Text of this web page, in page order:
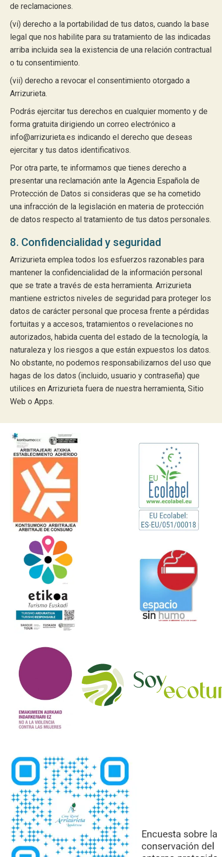
de reclamaciones.
(vi) derecho a la portabilidad de tus datos, cuando la base
legal que nos habilite para su tratamiento de las indicadas
arriba incluida sea la existencia de una relación contractual
o tu consentimiento.
(vii) derecho a revocar el consentimiento otorgado a
Arrizurieta.
Podrás ejercitar tus derechos en cualquier momento y de
forma gratuita dirigiendo un correo electrónico a
info@arrizurieta.es indicando el derecho que deseas
ejercitar y tus datos identificativos.
Por otra parte, te informamos que tienes derecho a
presentar una reclamación ante la Agencia Española de
Protección de Datos si consideras que se ha cometido
una infracción de la legislación en materia de protección
de datos respecto al tratamiento de tus datos personales.
8. Confidencialidad y seguridad
Arrizurieta emplea todos los esfuerzos razonables para
mantener la confidencialidad de la información personal
que se trate a través de esta herramienta. Arrizurieta
mantiene estrictos niveles de seguridad para proteger los
datos de carácter personal que procesa frente a pérdidas
fortuitas y a accesos, tratamientos o revelaciones no
autorizados, habida cuenta del estado de la tecnología, la
naturaleza y los riesgos a que están expuestos los datos.
No obstante, no podemos responsabilizarnos del uso que
hagas de los datos (incluido, usuario y contraseña) que
utilices en Arrizurieta fuera de nuestra herramienta, Sitio
Web o Apps.